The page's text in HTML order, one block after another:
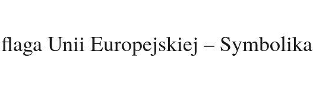
Unii Europejskiej – Symbolika